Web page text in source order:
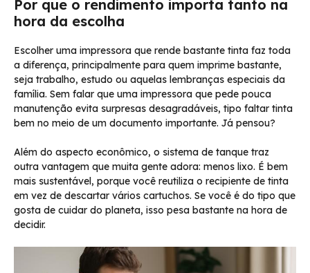
Por que o rendimento importa tanto na
hora da escolha
Escolher uma impressora que rende bastante tinta faz toda
a diferença, principalmente para quem imprime bastante,
seja trabalho, estudo ou aquelas lembranças especiais da
família. Sem falar que uma impressora que pede pouca
manutenção evita surpresas desagradáveis, tipo faltar tinta
bem no meio de um documento importante. Já pensou?
Além do aspecto econômico, o sistema de tanque traz
outra vantagem que muita gente adora: menos lixo. É bem
mais sustentável, porque você reutiliza o recipiente de tinta
em vez de descartar vários cartuchos. Se você é do tipo que
gosta de cuidar do planeta, isso pesa bastante na hora de
decidir.